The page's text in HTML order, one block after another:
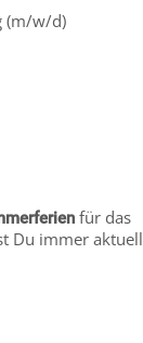
(m/w/d)
für das
Du immer aktuell